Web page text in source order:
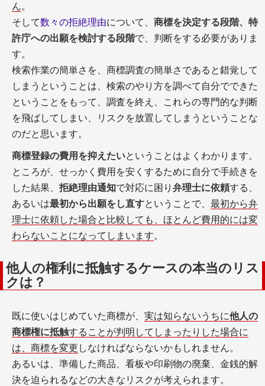
ん。
そして数々の拒絶理由について、 商標を決定する段階、特
許庁への出願を検討する段階で、判断をする必要がありま
す。
検索作業の簡単さを、商標調査の簡単さであると錯覚して
しまうということは、検索のやり方を調べて自分でできた
ということをもって、調査を終え、これらの専門的な判断
を飛ばしてしまい、リスクを放置してしまうということな
のだと思います。
商標登録の費用を抑えたいということはよくわかります。
ところが、せっかく費用を安くするために自分で手続きを
した結果、 拒絶理由通知で対応に困り 弁理士に依頼する、
あるいは最初から出願をし直すということで、 最初から弁
理士に依頼した場合と比較しても、ほとんど費用的には変
わらないことになってしまいます。
他人の権利に抵触するケースの本当のリス
クは？
既に使いはじめていた商標が、 実は知らないうちに他人の
商標権に抵触することが判明してしまったりした場合に
は、商標を変更 しなければならないかもしれません。
あるいは、準備した商品、看板や印刷物の廃棄、金銭的解
決を迫られるなどの大きなリスクが考えられます。